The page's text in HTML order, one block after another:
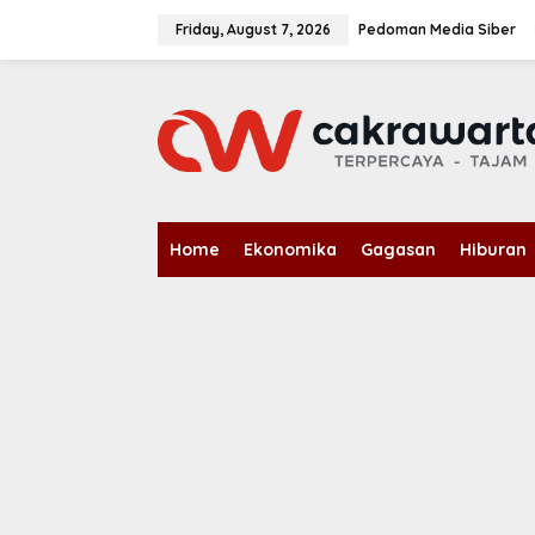
Friday, August 7, 2026 Pedoman Media Siber
Home Ekonomika Gagasan Hiburan